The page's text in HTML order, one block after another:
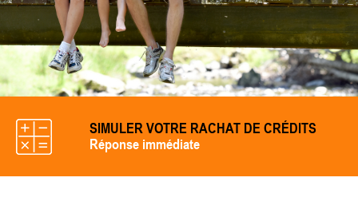
SIMULER VOTRE RACHAT DE CRÉDITS
Réponse immédiate